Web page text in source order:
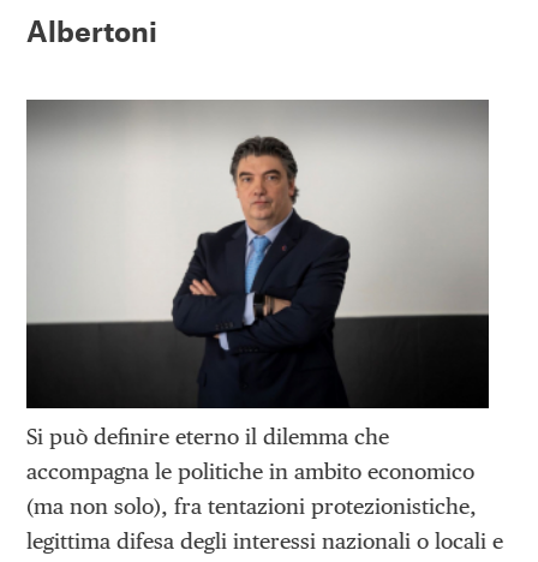
Albertoni
Si può definire eterno il dilemma che
accompagna le politiche in ambito economico
(ma non solo), fra tentazioni protezionistiche,
legittima difesa degli interessi nazionali o locali e